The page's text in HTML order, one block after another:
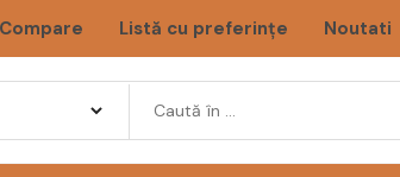
Compare Listă cu preferințe Noutati